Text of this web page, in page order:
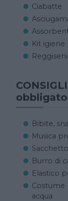
Ciabatte
Kit igiene
Bibite,
Musica
Burro di
Elastico
Costume
acqua